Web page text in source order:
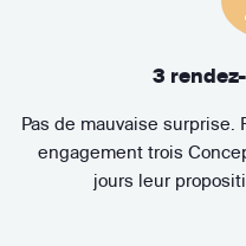
3
Pas de mauvaise
engagement trois
jours leur